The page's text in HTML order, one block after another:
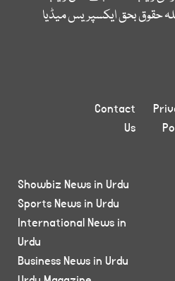
حقوق بحق ایکسپریس میڈیا
Contact
Us
Showbiz News in Urdu
Sports News in Urdu
International News in
Urdu
Business News in Urdu